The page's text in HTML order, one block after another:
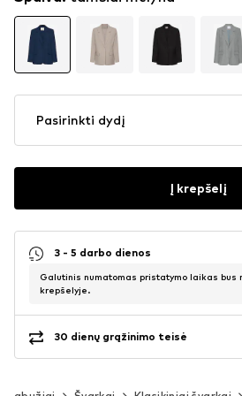
Pasirinkti dydį
Į krepšelį
3 - 5 darbo dienos
Galutinis numatomas pristatymo laikas bus
krepšelyje.
30 dienų grąžinimo teisė